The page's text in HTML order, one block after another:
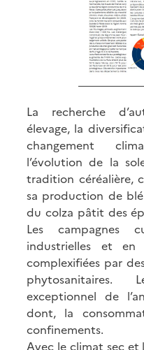
La recherche
élevage, la
changement
l’évolution de la
tradition céréalière,
sa production de
du colza pâtit des
Les campagnes
industrielles et
complexifiées par
phytosanitaires.
exceptionnel de
dont, la
confinements.
Avec le climat sec